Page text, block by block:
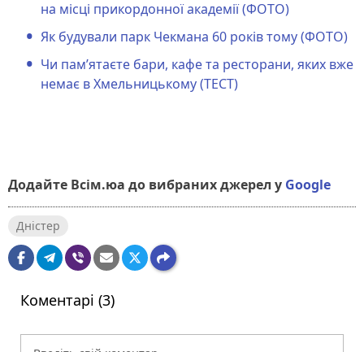
на місці прикордонної академії (ФОТО)
Як будували парк Чекмана 60 років тому (ФОТО)
Чи пам’ятаєте бари, кафе та ресторани, яких вже
немає в Хмельницькому (ТЕСТ)
Додайте Всім.юа до вибраних джерел у Google
Дністер
Коментарі (3)